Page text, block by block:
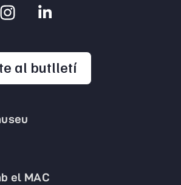
el MAC
al butlletíopens in a new